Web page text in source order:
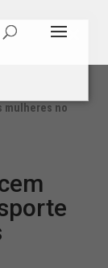
mulheres no